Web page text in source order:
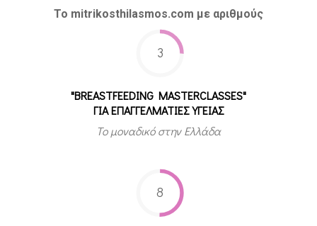
Το mitrikosthilasmos.com με αριθμούς
3
"BREASTFEEDING MASTERCLASSES"
ΓΙΑ ΕΠΑΓΓΕΛΜΑΤΙΕΣ ΥΓΕΙΑΣ
Το μοναδικό στην Ελλάδα
8